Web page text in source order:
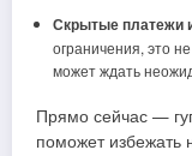
Скрытые платежи
ограничения, это
может ждать
Прямо сейчас —
поможет избежать